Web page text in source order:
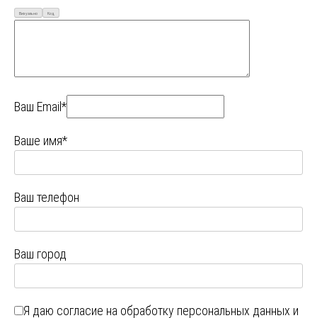
Визуально Код
Ваш Email*
Ваше имя*
Ваш телефон
Ваш город
Я даю согласие на обработку персональных данных и